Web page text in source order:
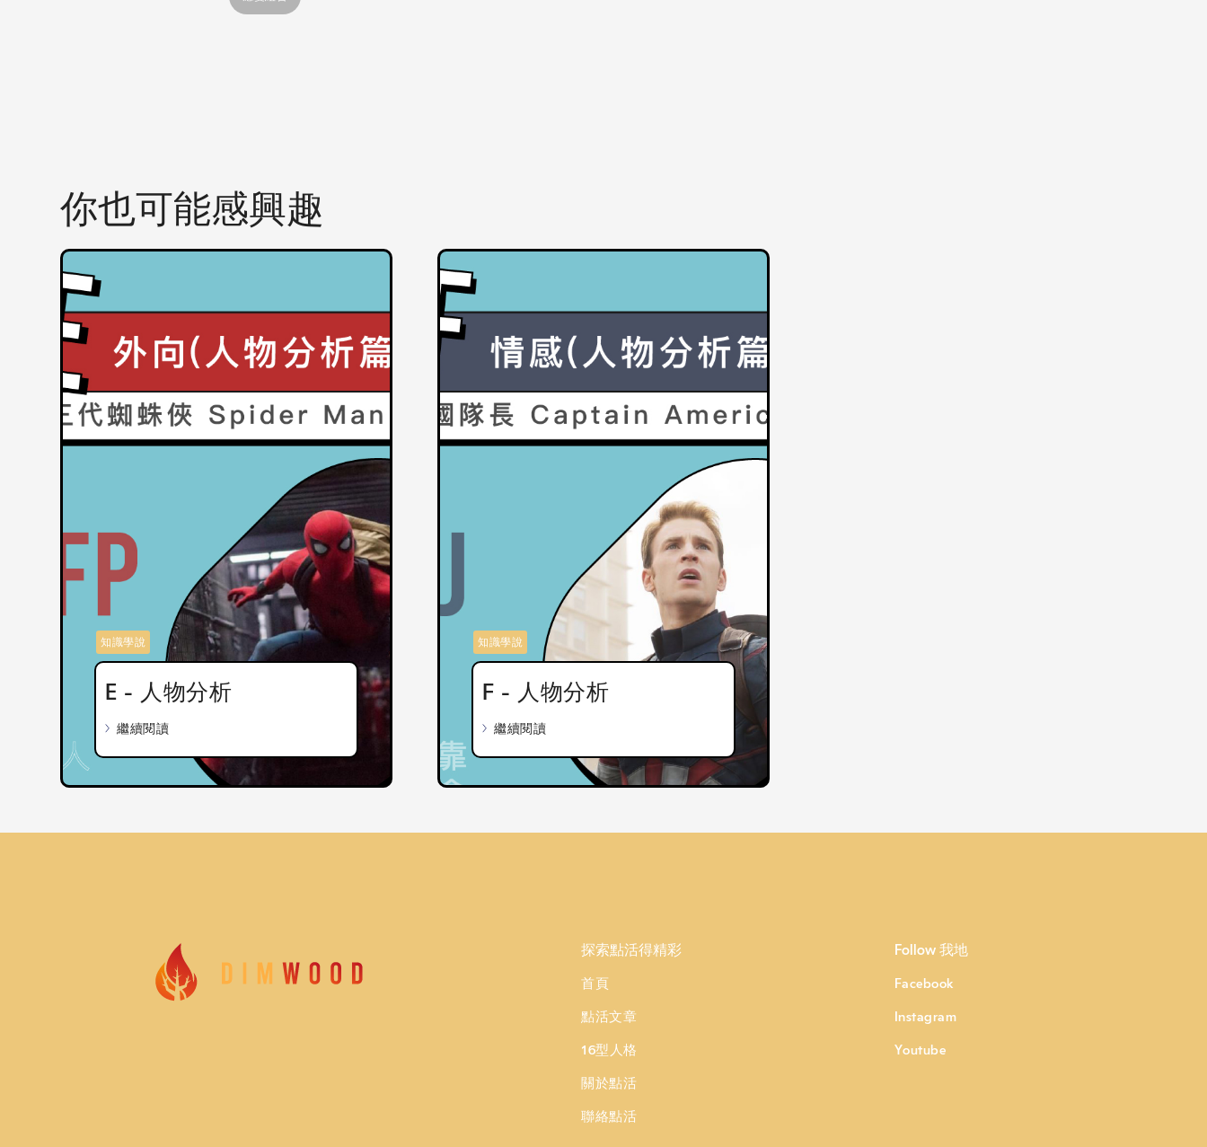
你也可能感興趣
E - 人物分析
繼續閱讀
知識學說
F - 人物分析
繼續閱讀
知識學說
探索點活得精彩
首頁
點活文章
16型人格
關於點活
聯絡點活
Follow 我地
Facebook
Instagram
Youtube